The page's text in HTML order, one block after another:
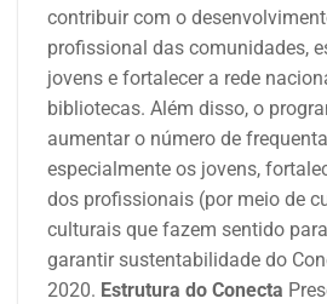
contribuir com o
profissional das comunidades,
jovens e fortalecer a rede
bibliotecas. Além disso, o
aumentar o número de
especialmente os jovens,
dos profissionais (por meio de
culturais que fazem sentido
garantir sustentabilidade do
2020. Estrutura do Conecta